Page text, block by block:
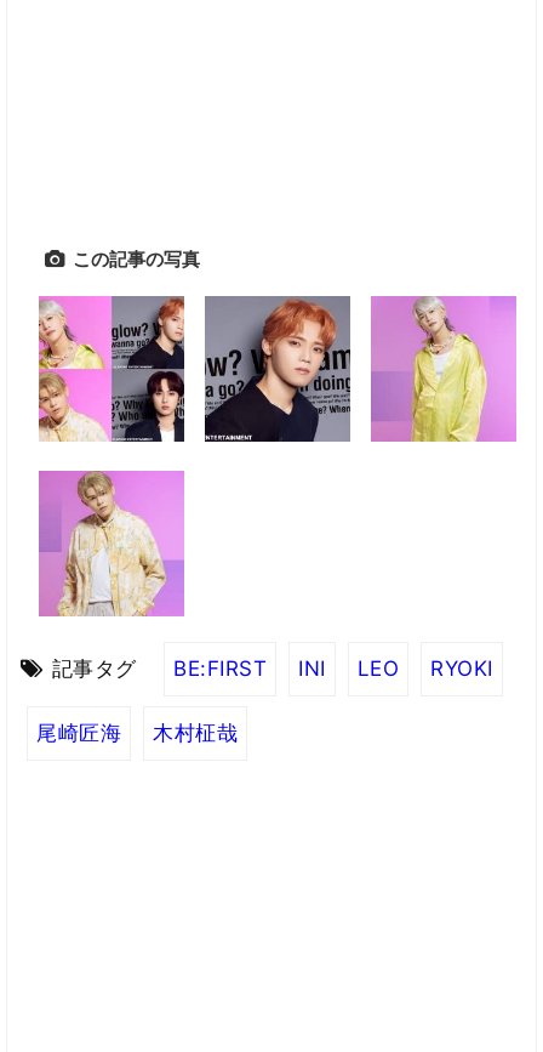
この記事の写真
記事タグ BE:FIRST INI LEO RYOKI
尾崎匠海 木村柾哉